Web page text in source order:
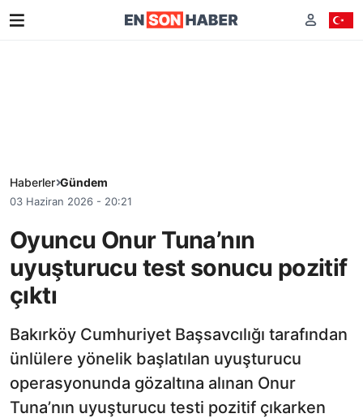
Haberler Gündem
03 Haziran 2026 - 20:21
Oyuncu Onur Tuna’nın
uyuşturucu test sonucu pozitif
çıktı
Bakırköy Cumhuriyet Başsavcılığı tarafından
ünlülere yönelik başlatılan uyuşturucu
operasyonunda gözaltına alınan Onur
Tuna’nın uyuşturucu testi pozitif çıkarken